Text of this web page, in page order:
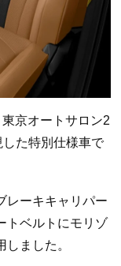
京オートサロン2
た特別仕様車で
レーキキャリパー
トベルトにモリゾ
ました。